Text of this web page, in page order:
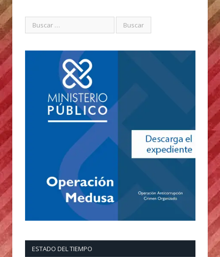
ESTADO DEL TIEMPO